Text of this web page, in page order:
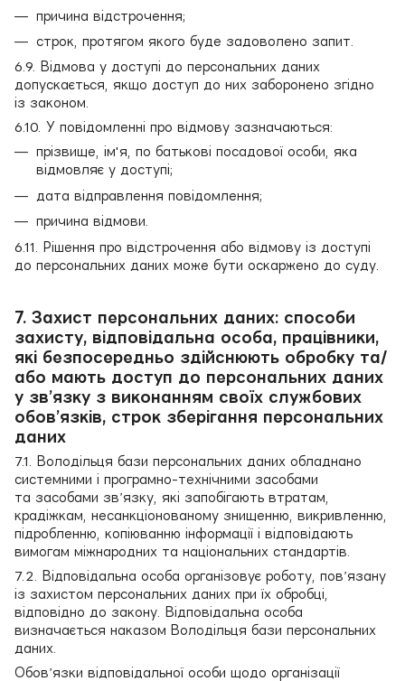
причина відстрочення;
строк, протягом якого буде задоволено запит.
6.9. Відмова у доступі до персональних даних
допускається, якщо доступ до них заборонено згідно
із законом.
6.10. У повідомленні про відмову зазначаються:
прізвище, ім'я, по батькові посадової особи, яка
відмовляє у доступі;
дата відправлення повідомлення;
причина відмови.
6.11. Рішення про відстрочення або відмову із доступі
до персональних даних може бути оскаржено до суду.
7. Захист персональних даних: способи
захисту, відповідальна особа, працівники,
які безпосередньо здійснюють обробку та/
або мають доступ до персональних даних
у зв’язку з виконанням своїх службових
обов’язків, строк зберігання персональних
даних
7.1. Володільця бази персональних даних обладнано
системними і програмно-технічними засобами
та засобами зв’язку, які запобігають втратам,
крадіжкам, несанкціонованому знищенню, викривленню,
підробленню, копіюванню інформації і відповідають
вимогам міжнародних та національних стандартів.
7.2. Відповідальна особа організовує роботу, пов’язану
із захистом персональних даних при їх обробці,
відповідно до закону. Відповідальна особа
визначається наказом Володільця бази персональних
даних.
Обов’язки відповідальної особи щодо організації